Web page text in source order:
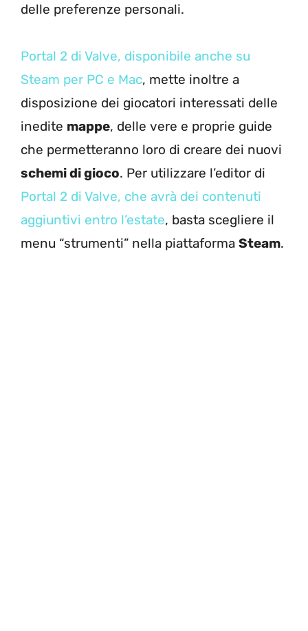
delle preferenze personali.
Portal 2 di Valve, disponibile anche su
Steam per PC e Mac, mette inoltre a
disposizione dei giocatori interessati delle
inedite mappe, delle vere e proprie guide
che permetteranno loro di creare dei nuovi
schemi di gioco. Per utilizzare l’editor di
Portal 2 di Valve, che avrà dei contenuti
aggiuntivi entro l’estate, basta scegliere il
menu “strumenti” nella piattaforma Steam.